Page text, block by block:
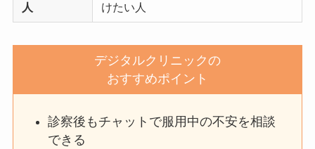
人
けたい人
デジタルクリニックの
おすすめポイント
診察後もチャットで服用中の不安を相談
できる